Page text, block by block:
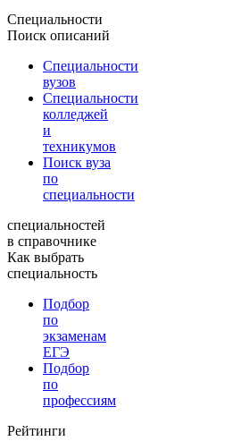
Специальности
Поиск описаний
Специальности
вузов
Специальности
колледжей
и
техникумов
Поиск вуза
по
специальности
специальностей
в справочнике
Как выбрать
специальность
Подбор
по
экзаменам
ЕГЭ
Подбор
по
профессиям
Рейтинги